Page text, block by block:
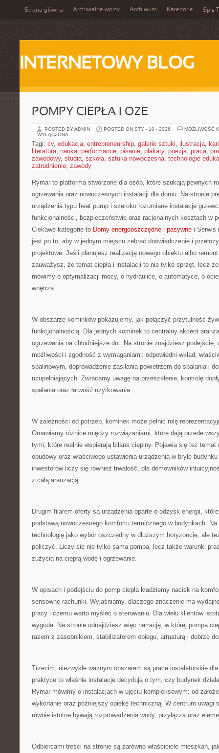
Strona główna Archiwalne wpisy Archiwum Kategorie Spis
INTERNETOWY BLOG
POMPY CIEPŁA I OZE
POSTED BY ADMIN POSTED ON STY - 10 - 2026
MOŻLIWOŚĆ
WYŁĄCZONA
Tagi: cv, edukacja, entrepreneurship, galerie sztuki, ilustracja,
literatura, nauka, performance, pisanie, plakaty, poezja, praca,
zawodowy, studia, szkoła, sztuka nowoczesna, technologie
zatrudnienie, zawody
Rymar to platforma stworzone dla osób, które szukają pewnych
ogrzewania oraz nowoczesnych instalacji dla domu. Na stronie
urządzenia typu heat pump i szeroko rozumiane instalacje
funkcjonalności, bezpieczeństwie oraz racjonalnych kosztach w
Ciekawe kategorie to Domy energooszczędne i pasywne i Serwis
jest po to, aby w jednym miejscu zebrać doświadczenie i
projektowe. Jeśli planujesz realizację nowego obiektu albo
zauważysz, że temat ciepła i instalacji to nie tylko sprzęt, lecz
mówimy o optymalizacji mocy, o hydraulice, o automatyce, o
wnętrza.
W obszarze kominków pokazujemy, jak połączyć przytulność
funkcjonalnością. Dla jednych kominek to centralny akcent
ogrzewania na chłodniejsze dni. Na stronie znajdziesz
możliwości i zgodność z wymaganiami: odpowiedni wkład,
spalinowym, doprowadzenie zasilania powietrzem do spalania i
uzupełniających. Zwracamy uwagę na przeszklenie, kontrolę
spalania oraz łatwość użytkowania.
W zależności od potrzeb, kominek może pełnić rolę
Omawiamy różnice między rozwiązaniami, które dają przede
tymi, które realnie wspierają bilans cieplny. Pojawia się też temat
obudowy oraz właściwego ustawienia urządzenia w bryle
inwestorów liczy się również trwałość, dla domowników
z całą aranżacją.
Drugim filarem oferty są urządzenia oparte o odzysk energii,
podstawą nowoczesnego komfortu termicznego w budynkach.
technologię jako wybór oszczędny w dłuższym horyzoncie, ale
policzyć. Liczy się nie tylko sama pompa, lecz także warunki
zużycia na ciepłą wodę i ogrzewanie.
W opisach i podejściu do pomp ciepła kładziemy nacisk na
sensowne rachunki. Wyjaśniamy, dlaczego znaczenie ma
pracy i czemu warto myśleć o sterowaniu. Dla wielu klientów
wygoda. Na stronie odnajdziesz więc narrację, w której pompa
razem z zasobnikiem, stabilizatorem obiegu, armaturą i dobrze
Trzecim, niezwykle ważnym obszarem są prace instalatorskie
praktyce to właśnie instalacje decydują o tym, czy budynek
Rymar mówimy o instalacjach w ujęciu kompleksowym: od
wykonanie oraz późniejszy opiekę techniczną. W centrum uwagi
równie istotne bywają rozprowadzenia wody, przyłącza oraz
Odbiorcami treści na stronie są zarówno właściciele mieszkań,